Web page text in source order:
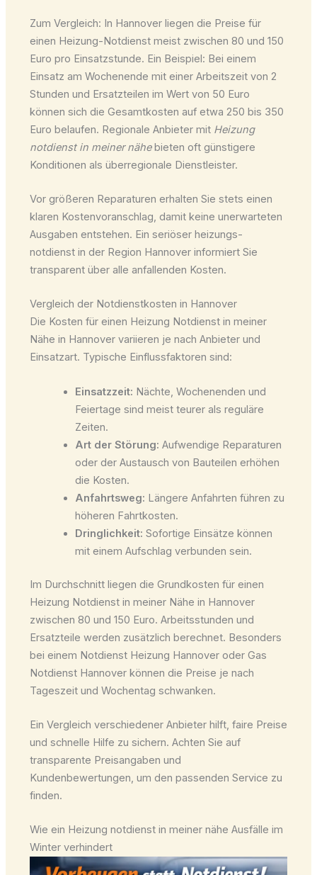
Zum Vergleich: In Hannover liegen die Preise für
einen Heizung-Notdienst meist zwischen 80 und 150
Euro pro Einsatzstunde. Ein Beispiel: Bei einem
Einsatz am Wochenende mit einer Arbeitszeit von 2
Stunden und Ersatzteilen im Wert von 50 Euro
können sich die Gesamtkosten auf etwa 250 bis 350
Euro belaufen. Regionale Anbieter mit Heizung
notdienst in meiner nähebieten oft günstigere
Konditionen als überregionale Dienstleister.
Vor größeren Reparaturen erhalten Sie stets einen
klaren Kostenvoranschlag, damit keine unerwarteten
Ausgaben entstehen. Ein seriöser heizungs-
notdienst in der Region Hannover informiert Sie
transparent über alle anfallenden Kosten.
Vergleich der Notdienstkosten in Hannover
Die Kosten für einen Heizung Notdienst in meiner
Nähe in Hannover variieren je nach Anbieter und
Einsatzart. Typische Einflussfaktoren sind:
Einsatzzeit: Nächte, Wochenenden und
Feiertage sind meist teurer als reguläre
Zeiten.
Art der Störung: Aufwendige Reparaturen
oder der Austausch von Bauteilen erhöhen
die Kosten.
Anfahrtsweg: Längere Anfahrten führen zu
höheren Fahrtkosten.
Dringlichkeit: Sofortige Einsätze können
mit einem Aufschlag verbunden sein.
Im Durchschnitt liegen die Grundkosten für einen
Heizung Notdienst in meiner Nähe in Hannover
zwischen 80 und 150 Euro. Arbeitsstunden und
Ersatzteile werden zusätzlich berechnet. Besonders
bei einem Notdienst Heizung Hannover oder Gas
Notdienst Hannover können die Preise je nach
Tageszeit und Wochentag schwanken.
Ein Vergleich verschiedener Anbieter hilft, faire Preise
und schnelle Hilfe zu sichern. Achten Sie auf
transparente Preisangaben und
Kundenbewertungen, um den passenden Service zu
finden.
Wie ein Heizung notdienst in meiner nähe Ausfälle im
Winter verhindert